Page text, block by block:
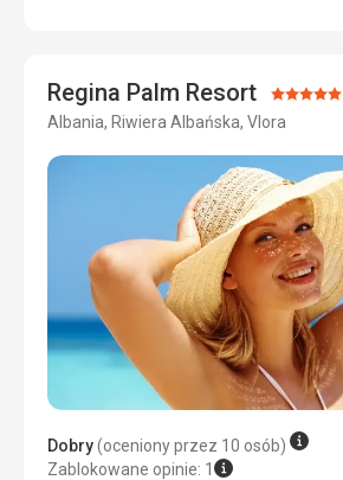
Okolica
Usługi
Regina Palm Resort Ocena:
5/5
Albania, Riwiera Albańska, Vlora
Dobry(oceniony przez 10 osób)
Zablokowane opinie: 1